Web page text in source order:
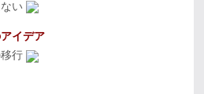
い
イデア
行